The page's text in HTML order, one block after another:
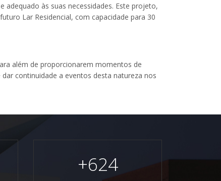
às suas necessidades. Este projeto,
Lar Residencial, com capacidade para 30
além de proporcionarem momentos de
continuidade a eventos desta natureza nos
+624